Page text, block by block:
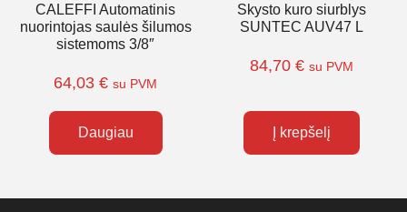
CALEFFI Automatinis
nuorintojas saulės šilumos
sistemoms 3/8″
64,03 € su PVM
Daugiau
Skysto kuro siurblys
SUNTEC AUV47 L
84,70 € su PVM
Į krepšelį